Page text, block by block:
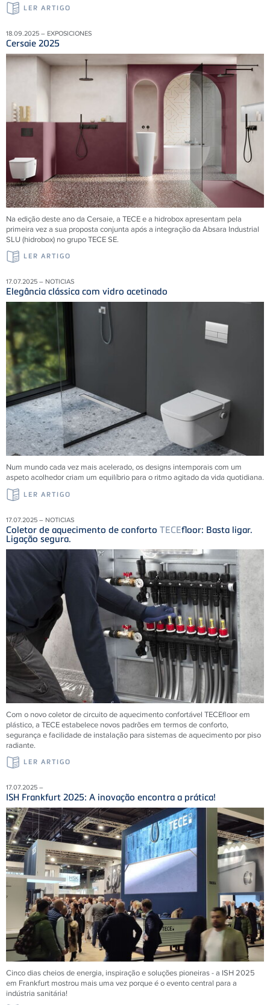
LER ARTIGO
18.09.2025 – EXPOSICIONES
Cersaie 2025
Na edição deste ano da Cersaie, a TECE e a hidrobox apresentam pela
primeira vez a sua proposta conjunta após a integração da Absara Industrial
SLU (hidrobox) no grupo TECE SE.
LER ARTIGO
17.07.2025 – NOTICIAS
Elegância clássica com vidro acetinado
Num mundo cada vez mais acelerado, os designs intemporais com um
aspeto acolhedor criam um equilíbrio para o ritmo agitado da vida quotidiana.
LER ARTIGO
17.07.2025 – NOTICIAS
Coletor de aquecimento de conforto TECEfloor: Basta ligar.
Ligação segura.
Com o novo coletor de circuito de aquecimento confortável TECEfloor em
plástico, a TECEestabelece novos padrões em termos de conforto,
segurança e facilidade de instalação para sistemas de aquecimento por piso
radiante.
LER ARTIGO
17.07.2025 –
ISH Frankfurt 2025: A inovação encontra a prática!
Cinco dias cheios de energia, inspiração e soluções pioneiras - a ISH 2025
em Frankfurt mostrou mais uma vez porque é o evento central para a
indústria sanitária!